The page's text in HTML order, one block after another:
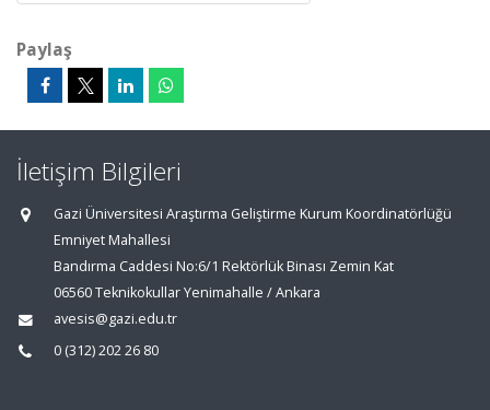
Paylaş
İletişim Bilgileri
Gazi Üniversitesi Araştırma Geliştirme Kurum Koordinatörlüğü
Emniyet Mahallesi
Bandırma Caddesi No:6/1 Rektörlük Binası Zemin Kat
06560 Teknikokullar Yenimahalle / Ankara
avesis@gazi.edu.tr
0 (312) 202 26 80